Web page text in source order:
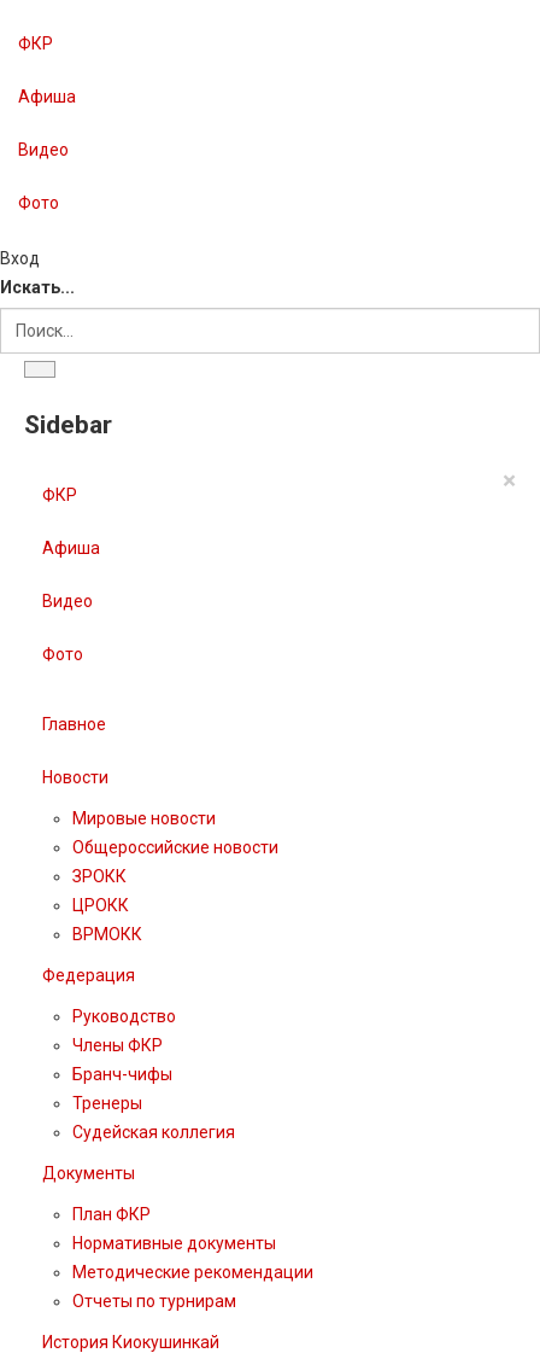
ФКР
Афиша
Видео
Фото
Вход
Искать...
Sidebar
×
ФКР
Афиша
Видео
Фото
Главное
Новости
Мировые новости
Общероссийские новости
ЗРОКК
ЦРОКК
ВРМОКК
Федерация
Руководство
Члены ФКР
Бранч-чифы
Тренеры
Судейская коллегия
Документы
План ФКР
Нормативные документы
Методические рекомендации
Отчеты по турнирам
История Киокушинкай